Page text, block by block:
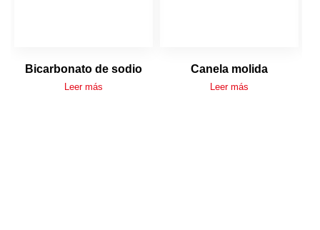
Bicarbonato de sodio
Leer más
Canela molida
Leer más